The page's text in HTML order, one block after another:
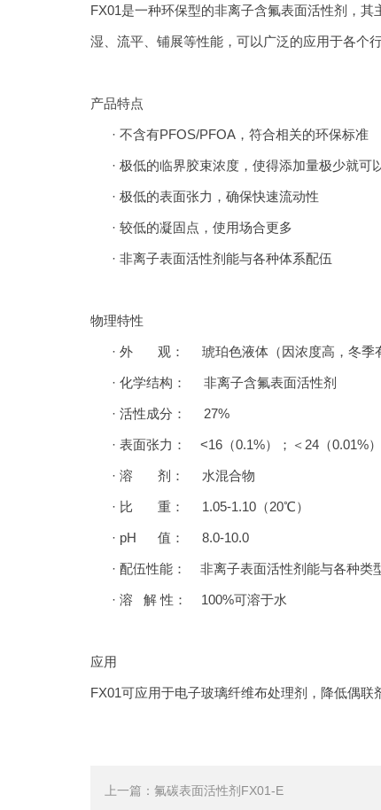
FX01是一种环保型的非离子含氟表面活性剂，
湿、流平、铺展等性能，可以广泛的应用于各个
产品特点
· 不含有PFOS/PFOA，符合相关的环保标准
· 极低的临界胶束浓度，使得添加量极少就可
· 极低的表面张力，确保快速流动性
· 较低的凝固点，使用场合更多
· 非离子表面活性剂能与各种体系配伍
物理特性
· 外 观： 琥珀色液体（因浓度高，冬季有
· 化学结构： 非离子含氟表面活性剂
· 活性成分： 27%
· 表面张力： <16（0.1%）；＜24（0.01%）
· 溶 剂： 水混合物
· 比 重： 1.05-1.10（20℃）
· pH 值： 8.0-10.0
· 配伍性能： 非离子表面活性剂能与各种类
· 溶 解 性： 100%可溶于水
应用
FX01可应用于电子玻璃纤维布处理剂，降低偶联
上一篇： 氟碳表面活性剂FX01-E